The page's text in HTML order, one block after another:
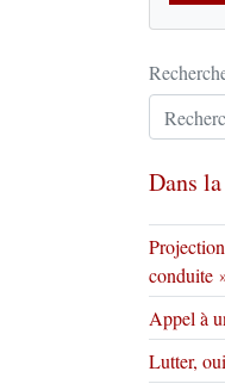
Dans
conduite
Appel à
Lutter,